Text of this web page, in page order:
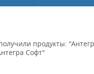
продукты:
Софт"